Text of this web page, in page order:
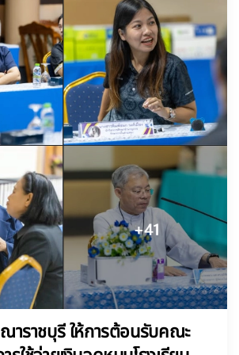
ณาราชบุรี ให้การต้อนรับคณะ